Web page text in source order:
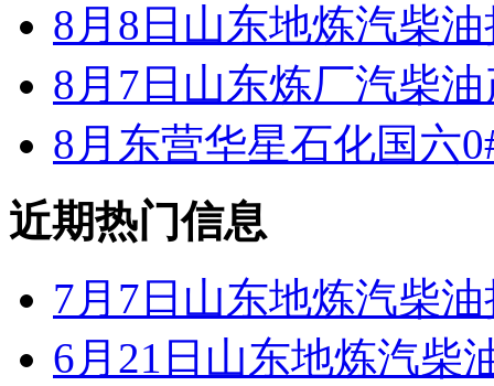
8月8日山东地炼汽柴
8月7日山东炼厂汽柴
8月东营华星石化国六
近期热门信息
7月7日山东地炼汽柴
6月21日山东地炼汽柴